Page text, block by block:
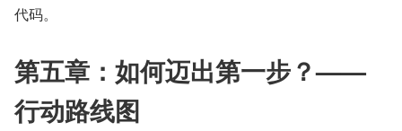
代码。
第五章：如何迈出第一步？——
行动路线图